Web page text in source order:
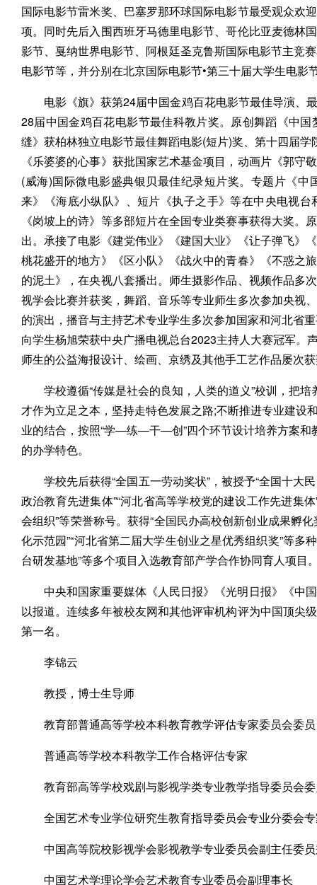
国际电影节雷米奖、巴塞罗那环球国际电影节最受观众欢
项。同时先后入围西班牙马德里电影节、哥伦比亚麦德林
影节、戛纳世界电影节、阿根廷圣克鲁斯国际电影节主竞
电影节等，并分别在北京国际电影节•第三十届大学生电影
电影《旗》获第24届中国金鸡百花电影节最佳导演、
28届中国金鸡百花电影节最佳科教片奖。原创舞蹈《中
缝》获柏林独立电影节最佳舞蹈电影(短片)奖、第十四届
《乐婆婆的心事》获批国家艺术基金项目，动画片《郭
(威海)国际微电影盛典银贝最佳纪录短片奖。专题片《
来》《海底小纵队》、短片《执子之手》等在中央电视
《岗坡上的诗》等多部短片在全国专业类赛事获得大奖
出。承接了电影《建党伟业》《建国大业》《让子弹飞》
桃花盛开的地方》《区小队》《战火中的青春》《不惑之
的泥土》，在央视八套播出。师生摄影作品、视频作品多
视学会比赛并获奖，舞蹈、音乐等专业师生多次参加央视
的演出，播音与主持艺术专业学生多次参加国家和河北省
向学生杨旭荣获中央广播电视总台2023主持人大赛冠军。
师生的公益海报设计、绘画、京绣及其他手工艺作品屡次
学校遵循“传媒是社会的良知，人类的道义”校训，把
才作为立足之本，坚持走特色发展之路;不断推进专业建设
业的结合，按照“学—练—干—创”四个环节设计培养方案和
的办学特色。
学校先后获得“全国五一劳动奖状”，被授予“全国十大
政治教育先进集体”“河北省高等学校党的建设工作先进集
会组织”等荣誉称号。获得“全国民办高校创新创业成果孵
化示范园”“河北省第二届大学生创业之星优秀组织奖”等多
台研发基地”等多个项目入选教育部产学合作协同育人项目
中央和国家重要媒体《人民日报》《光明日报》《中
以报道。连续多年被校友网和其他评审机构评为中国顶尖
第一名。
李锦云
教授，博士生导师
教育部普通高等学校本科教育教学评估专家委员会委员
普通高等学校本科教学工作合格评估专家
教育部高等学校戏剧与影视学类专业教学指导委员会
全国艺术专业学位研究生教育指导委员会专业分委会
中国高等院校影视学会影视教学专业委员会副主任委
中国艺术学理论学会艺术教育专业委员会副理事长